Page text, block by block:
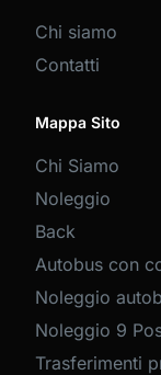
Chi siamo
Contatti
Mappa Sito
Chi Siamo
Noleggio
Back
Autobus con
Noleggio
Noleggio 9
Trasferimenti